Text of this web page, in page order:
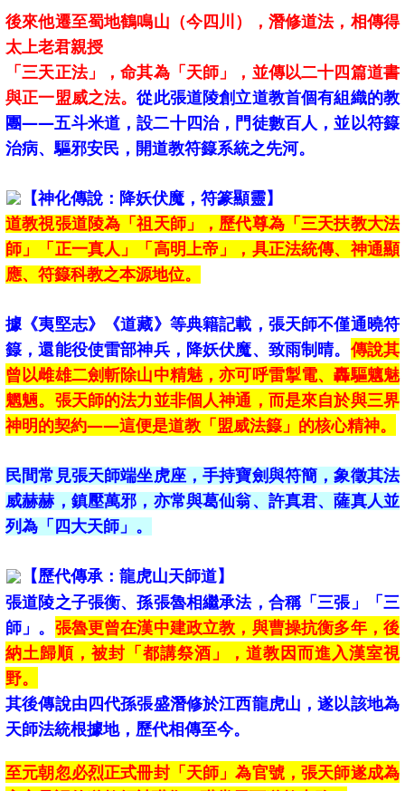
後來他遷至蜀地鶴鳴山（今四川），潛修道法，相傳得
太上老君親授
「三天正法」，命其為「天師」，並傳以二十四篇道書
與正一盟威之法。從此張道陵創立道教首個有組織的教
團——五斗米道，設二十四治，門徒數百人，並以符籙
治病、驅邪安民，開道教符籙系統之先河。
【神化傳說：降妖伏魔，符篆顯靈】
道教視張道陵為「祖天師」，歷代尊為「三天扶教大法
師」「正一真人」「高明上帝」，具正法統傳、神通顯
應、符籙科教之本源地位。
據《夷堅志》《道藏》等典籍記載，張天師不僅通曉符
籙，還能役使雷部神兵，降妖伏魔、致雨制晴。傳說其
曾以雌雄二劍斬除山中精魅，亦可呼雷掣電、轟驅魑魅
魍魎。張天師的法力並非個人神通，而是來自於與三界
神明的契約——這便是道教「盟威法籙」的核心精神。
民間常見張天師端坐虎座，手持寶劍與符簡，象徵其法
威赫赫，鎮壓萬邪，亦常與葛仙翁、許真君、薩真人並
列為「四大天師」。
【歷代傳承：龍虎山天師道】
張道陵之子張衡、孫張魯相繼承法，合稱「三張」「三
師」。 張魯更曾在漢中建政立教，與曹操抗衡多年，後
納土歸順，被封「都講祭酒」，道教因而進入漢室視
野。
其後傳說由四代孫張盛潛修於江西龍虎山，遂以該地為
天師法統根據地，歷代相傳至今。
至元朝忽必烈正式冊封「天師」為官號，張天師遂成為